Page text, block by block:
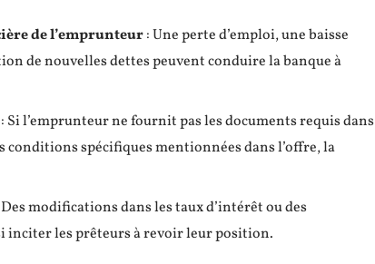
de l’emprunteur: Une perte d’emploi, une baisse
de nouvelles dettes peuvent conduire la banque à
: Si l’emprunteur ne fournit pas les documents requis dans
conditions spécifiques mentionnées dans l’offre, la
Des modifications dans les taux d’intérêt ou des
inciter les prêteurs à revoir leur position.